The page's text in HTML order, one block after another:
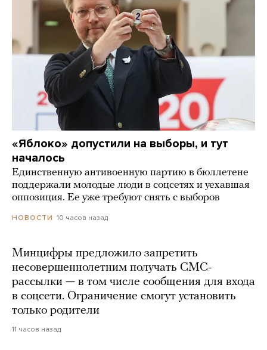
«Яблоко» допустили на выборы, и тут
началось
Единственную антивоенную партию в бюллетене
поддержали молодые люди в соцсетях и уехавшая
оппозиция. Ее уже требуют снять с выборов
НОВОСТИ 10 часов назад
Минцифры предложило запретить
несовершеннолетним получать СМС-
рассылки — в том числе сообщения для входа
в соцсети. Ограничение смогут установить
только родители
11 часов назад